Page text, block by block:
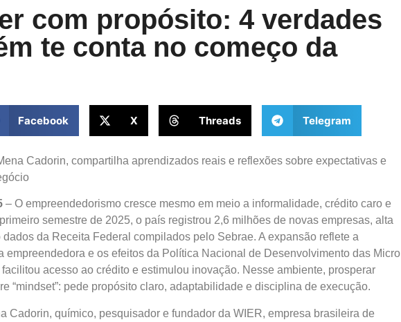
com propósito: 4 verdades
te conta no começo da
Facebook X Threads Telegram
Cadorin, compartilha aprendizados reais e reflexões sobre expectativas e
– O empreendedorismo cresce mesmo em meio a informalidade, crédito caro e
semestre de 2025, o país registrou 2,6 milhões de novas empresas, alta
da Receita Federal compilados pelo Sebrae. A expansão reflete a
empreendedora e os efeitos da Política Nacional de Desenvolvimento das Micro
acesso ao crédito e estimulou inovação. Nesse ambiente, prosperar
“mindset”: pede propósito claro, adaptabilidade e disciplina de execução.
Cadorin, químico, pesquisador e fundador da WIER, empresa brasileira de